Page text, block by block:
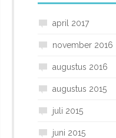
april 2017
november 2016
augustus 2016
augustus 2015
juli 2015
juni 2015